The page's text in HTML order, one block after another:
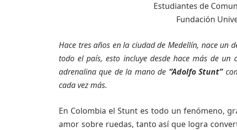
Estudiantes de
Fundación
Hace tres años en la ciudad de Medellín, nace un
todo el país, esto incluye desde hace más de un
adrenalina que de la mano de “Adolfo Stunt”
cada vez más.
En Colombia el Stunt es todo un fenómeno,
amor sobre ruedas, tanto así que logra